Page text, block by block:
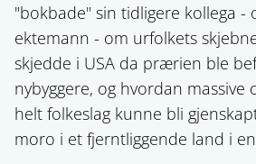
"bokbade" sin tidligere kollega -
ektemann - om urfolkets
skjedde i USA da prærien ble
nybyggere, og hvordan massive
helt folkeslag kunne bli
moro i et fjerntliggende land i